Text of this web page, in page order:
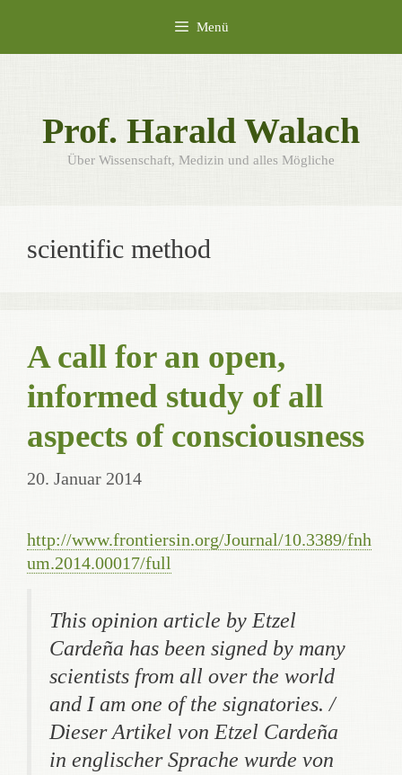
springen
Menü
Prof. Harald Walach
Über Wissenschaft, Medizin und alles Mögliche
scientific method
A call for an open,
informed study of all
aspects of consciousness
20. Januar 2014
http://www.frontiersin.org/Journal/10.3389/fnh
um.2014.00017/full
This opinion article by Etzel
Cardeña has been signed by many
scientists from all over the world
and I am one of the signatories. /
Dieser Artikel von Etzel Cardeña
in englischer Sprache wurde von